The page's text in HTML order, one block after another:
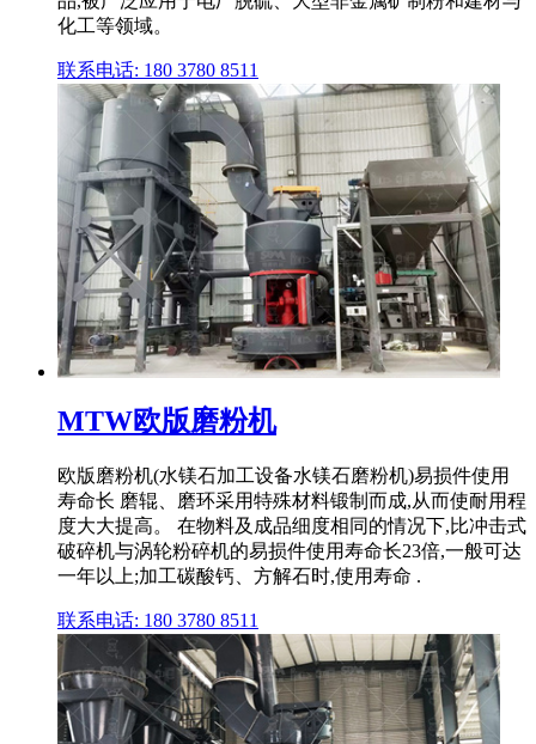
化工等领域。
联系电话: 180 3780 8511
MTW欧版磨粉机
欧版磨粉机(水镁石加工设备水镁石磨粉机)易损件使用
寿命长 磨辊、磨环采用特殊材料锻制而成,从而使耐用程
度大大提高。 在物料及成品细度相同的情况下,比冲击式
破碎机与涡轮粉碎机的易损件使用寿命长23倍,一般可达
一年以上;加工碳酸钙、方解石时,使用寿命 .
联系电话: 180 3780 8511